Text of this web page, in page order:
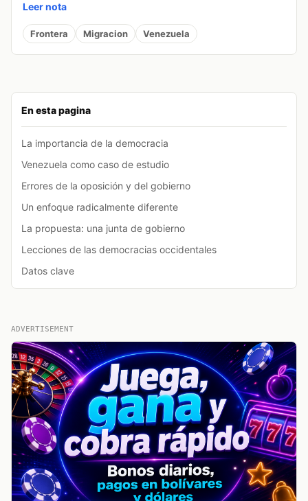
En esta pagina
La importancia de la democracia
Venezuela como caso de estudio
Errores de la oposición y del gobierno
Un enfoque radicalmente diferente
La propuesta: una junta de gobierno
Lecciones de las democracias occidentales
Datos clave
Leer nota
Frontera Migracion Venezuela
ADVERTISEMENT